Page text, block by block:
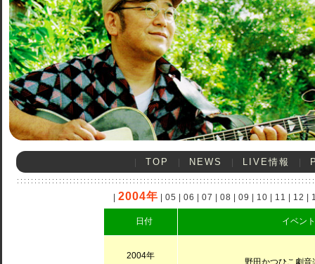
TOP NEWS LIVE情報
2004年 05 06 07 08 09 10 11 12
日付 イベン
2004年
野田かつひこ劇音